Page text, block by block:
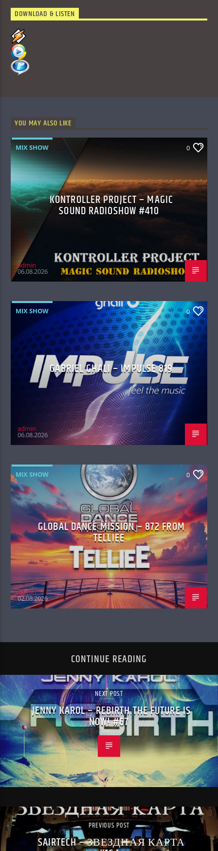
DOWNLOAD & LISTEN
YOU MAY ALSO LIKE
MIX SHOW 0
KONTROLLER PROJECT – MAGIC
SOUND RADIOSHOW #410
admin
06.08.2026
MIX SHOW 0
GABRIEL GHALI – IMPULSE 819
admin
06.08.2026
MIX SHOW 0
GLOBAL DANCE MISSION – 872 FROM
TELLIEE
admin
02.08.2026
CONTINUE READING
NEXT POST
JENNY KAROL – REBIRTH.THE FUTURE IS
NOW! #67
PREVIOUS POST
SAIRTECH – ЗВЕЗДНАЯ КАРТА